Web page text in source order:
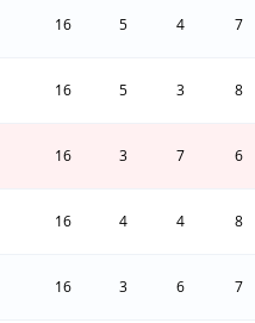
16 5 4 7
16 5 3 8
16 3 7 6
16 4 4 8
16 3 6 7